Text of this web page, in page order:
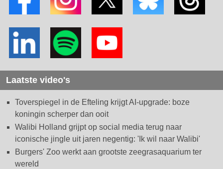
Laatste video's
Toverspiegel in de Efteling krijgt AI-upgrade: boze
koningin scherper dan ooit
Walibi Holland grijpt op social media terug naar
iconische jingle uit jaren negentig: 'Ik wil naar Walibi'
Burgers' Zoo werkt aan grootste zeegrasaquarium ter
wereld